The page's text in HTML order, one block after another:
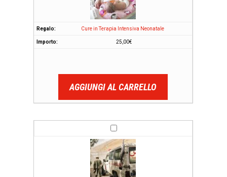
Cure in Terapia Intensiva Neonatale
25,00€
AGGIUNGI AL CARRELLO